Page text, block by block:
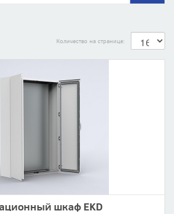
Количество на странице:
шкаф EKD